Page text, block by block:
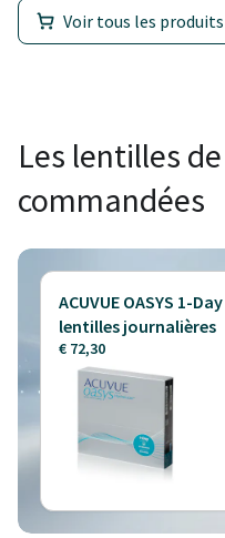
Voir tous les produits
Les lentilles
commandées
ACUVUE OASYS 1-
lentilles journalières
€ 72,30